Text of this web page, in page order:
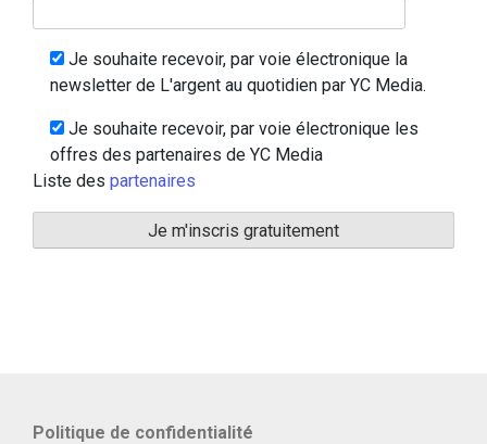
Je souhaite recevoir, par voie électronique la
newsletter de L'argent au quotidien par YC Media.
Je souhaite recevoir, par voie électronique les
offres des partenaires de YC Media
Liste des partenaires
Politique de confidentialité